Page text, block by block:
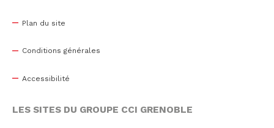
Plan du site
Conditions générales
Accessibilité
LES SITES DU GROUPE CCI GRENOBLE